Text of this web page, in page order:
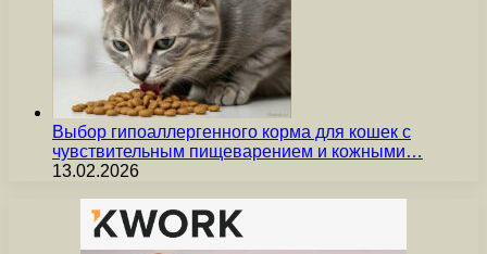
Выбор гипоаллергенного корма для кошек с
чувствительным пищеварением и кожными…
13.02.2026